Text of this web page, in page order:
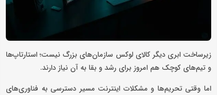
زیرساخت ابری دیگر کالای لوکس سازمان‌های بزرگ نیست؛ استارتاپ‌ها
و تیم‌های کوچک هم امروز برای رشد و بقا به آن نیاز دارند.
اما وقتی تحریم‌ها و مشکلات اینترنت مسیر دسترسی به فناوری‌های